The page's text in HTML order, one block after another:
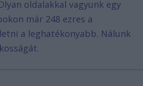
oldalakkal vagyunk egy
már 248 ezres a
a leghatékonyabb. Nálunk